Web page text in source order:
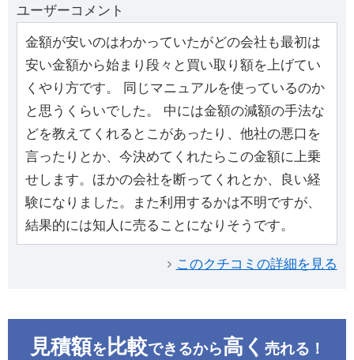
ユーザーコメント
金額が安いのはわかっていたがどの会社も最初は
安い金額から始まり段々と買い取り額を上げてい
くやり方です。 同じマニュアルを使っているのか
と思うくらいでした。 中には金額の減額の手法な
どを教えてくれるとこがあったり、他社の悪口を
言ったりとか、今決めてくれたらこの金額に上乗
せします。ほかの会社を断ってくれとか、良い経
験になりました。また利用するかは不明ですが、
結果的には知人に売ることになりそうです。
このクチコミの詳細を見る
見積額を 比較できるから高く 売れる！